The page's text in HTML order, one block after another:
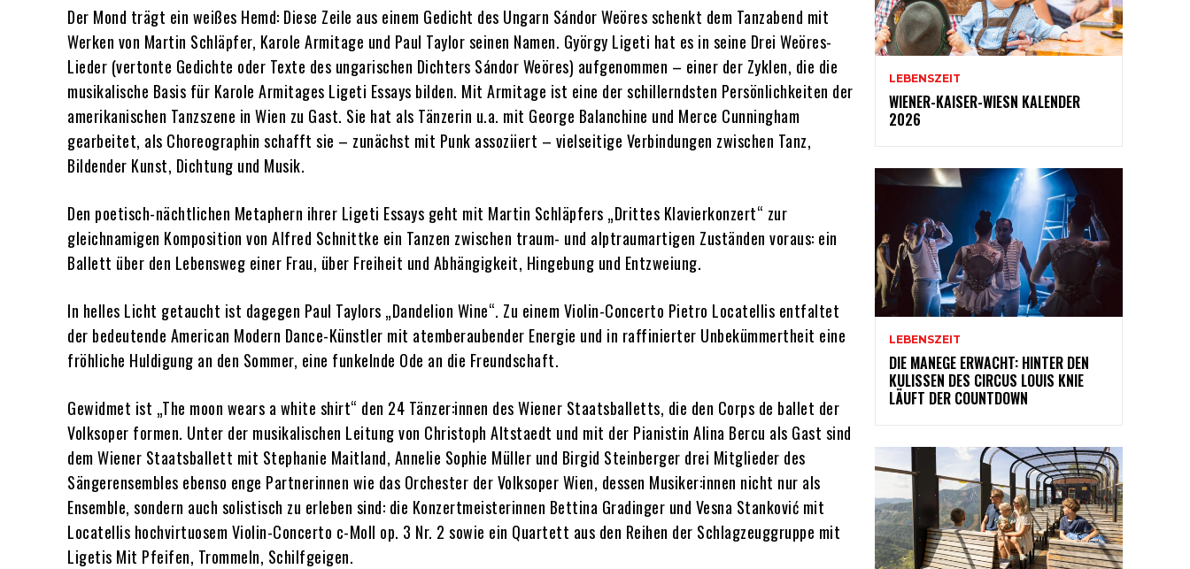
Der Mond trägt ein weißes Hemd: Diese Zeile aus einem Gedicht des Ungarn Sándor Weöres schenkt dem Tanzabend mit
Werken von Martin Schläpfer, Karole Armitage und Paul Taylor seinen Namen. György Ligeti hat es in seine Drei Weöres-
Lieder (vertonte Gedichte oder Texte des ungarischen Dichters Sándor Weöres) aufgenommen – einer der Zyklen, die die
musikalische Basis für Karole Armitages Ligeti Essays bilden. Mit Armitage ist eine der schillerndsten Persönlichkeiten der
amerikanischen Tanzszene in Wien zu Gast. Sie hat als Tänzerin u.a. mit George Balanchine und Merce Cunningham
gearbeitet, als Choreographin schafft sie – zunächst mit Punk assoziiert – vielseitige Verbindungen zwischen Tanz,
Bildender Kunst, Dichtung und Musik.
Den poetisch-nächtlichen Metaphern ihrer Ligeti Essays geht mit Martin Schläpfers „Drittes Klavierkonzert“ zur
gleichnamigen Komposition von Alfred Schnittke ein Tanzen zwischen traum- und alptraumartigen Zuständen voraus: ein
Ballett über den Lebensweg einer Frau, über Freiheit und Abhängigkeit, Hingebung und Entzweiung.
In helles Licht getaucht ist dagegen Paul Taylors „Dandelion Wine“. Zu einem Violin-Concerto Pietro Locatellis entfaltet
der bedeutende American Modern Dance-Künstler mit atemberaubender Energie und in raffinierter Unbekümmertheit eine
fröhliche Huldigung an den Sommer, eine funkelnde Ode an die Freundschaft.
Gewidmet ist „The moon wears a white shirt“ den 24 Tänzer:innen des Wiener Staatsballetts, die den Corps de ballet der
Volksoper formen. Unter der musikalischen Leitung von Christoph Altstaedt und mit der Pianistin Alina Bercu als Gast sind
dem Wiener Staatsballett mit Stephanie Maitland, Annelie Sophie Müller und Birgid Steinberger drei Mitglieder des
Sängerensembles ebenso enge Partnerinnen wie das Orchester der Volksoper Wien, dessen Musiker:innen nicht nur als
Ensemble, sondern auch solistisch zu erleben sind: die Konzertmeisterinnen Bettina Gradinger und Vesna Stanković mit
Locatellis hochvirtuosem Violin-Concerto c-Moll op. 3 Nr. 2 sowie ein Quartett aus den Reihen der Schlagzeuggruppe mit
Ligetis Mit Pfeifen, Trommeln, Schilfgeigen.
LEBENSZEIT
WIENER-KAISER-WIESN KALENDER
2026
LEBENSZEIT
DIE MANEGE ERWACHT: HINTER DEN
KULISSEN DES CIRCUS LOUIS KNIE
LÄUFT DER COUNTDOWN